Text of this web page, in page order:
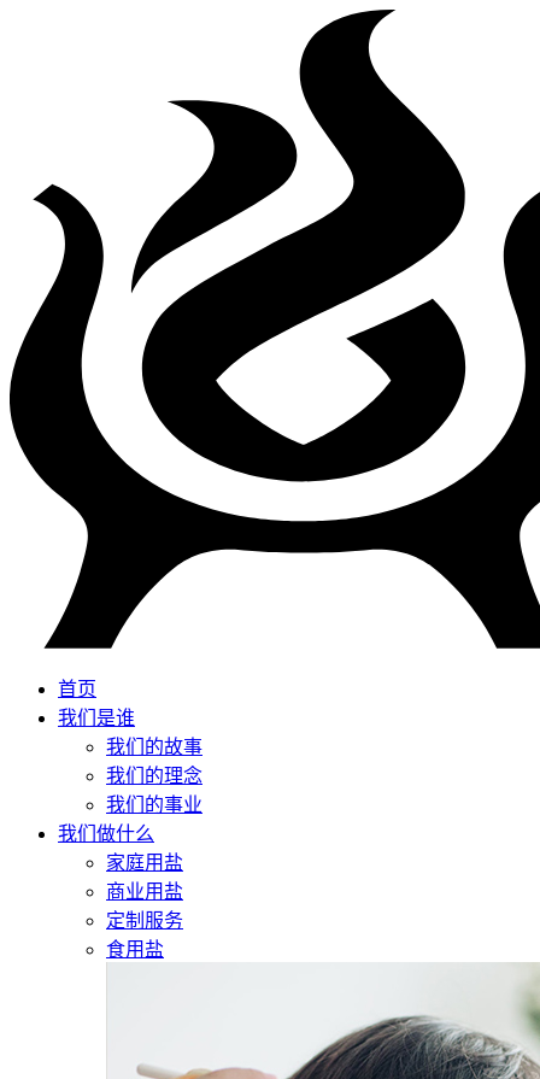
首页
我们是谁
我们的故事
我们的理念
我们的事业
我们做什么
家庭用盐
商业用盐
定制服务
食用盐